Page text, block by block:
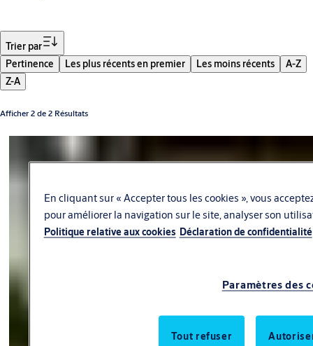
Trier par
Pertinence
Les plus récents en premier Les moins récents
A-Z
Z-A
Afficher 2 de 2 Résultats
En cliquant sur « Accepter tous les cookies », vous
pour améliorer la navigation sur le site, analyser son
Politique relative aux cookies Déclaration de confidentialité
Paramètres des
Tout refuser